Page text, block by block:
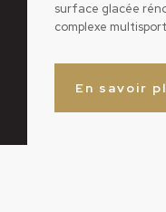
surface glacée
complexe
En savoir